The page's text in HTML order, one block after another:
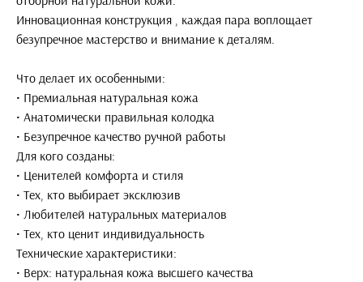
Инновационная конструкция , каждая пара воплощает
безупречное мастерство и внимание к деталям.
Что делает их особенными:
• Премиальная натуральная кожа
• Анатомически правильная колодка
• Безупречное качество ручной работы
Для кого созданы:
• Ценителей комфорта и стиля
• Тех, кто выбирает эксклюзив
• Любителей натуральных материалов
• Тех, кто ценит индивидуальность
Технические характеристики:
• Верх: натуральная кожа высшего качества